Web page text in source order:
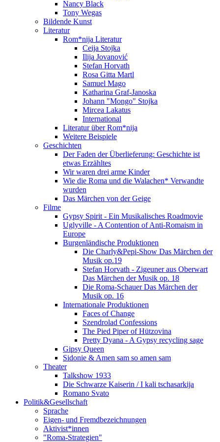
Nancy Black
Tony Wegas
Bildende Kunst
Literatur
Rom*nija Literatur
Ceija Stojka
Ilija Jovanović
Stefan Horvath
Rosa Gitta Martl
Samuel Mago
Katharina Graf-Janoska
Johann "Mongo" Stojka
Mircea Lakatus
International
Literatur über Rom*nija
Weitere Beispiele
Geschichten
Der Faden der Überlieferung: Geschichte ist
etwas Erzähltes
Wir waren drei arme Kinder
Wie die Roma und die Walachen* Verwandte
wurden
Das Märchen von der Geige
Filme
Gypsy Spirit - Ein Musikalisches Roadmovie
Uglyville - A Contention of Anti-Romaism in
Europe
Burgenländische Produktionen
Die Charly&Pepi-Show Das Märchen der
Musik op.19
Stefan Horvath - Zigeuner aus Oberwart
Das Märchen der Musik op. 18
Die Roma-Schauer Das Märchen der
Musik op. 16
Internationale Produktionen
Faces of Change
Szendrolad Confessions
The Pied Piper of Hützovina
Pretty Dyana - A Gypsy recycling sage
Gipsy Queen
Sidonie & Amen sam so amen sam
Theater
Talkshow 1933
Die Schwarze Kaiserin / I kali tschasarkija
Romano Svato
Politik&Gesellschaft
Sprache
Eigen- und Fremdbezeichnungen
Aktivist*innen
"Roma-Strategien"